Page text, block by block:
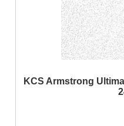
KCS Armstrong